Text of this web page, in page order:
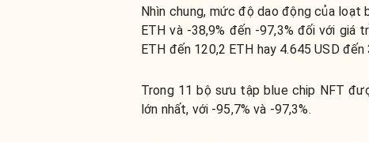
Nhìn chung, mức độ dao động của
ETH và -38,9% đến -97,3% đối với giá
ETH đến 120,2 ETH hay 4.645 USD
​​Trong 11 bộ sưu tập blue chip NFT
lớn nhất, với -95,7% và -97,3%.